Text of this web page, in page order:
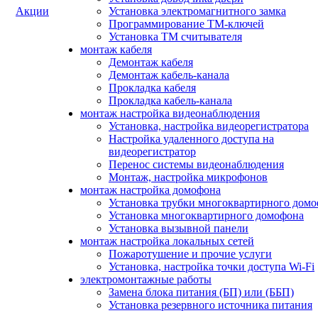
Акции
Установка электромагнитного замка
Программирование ТМ-ключей
Установка ТМ считывателя
монтаж кабеля
Демонтаж кабеля
Демонтаж кабель-канала
Прокладка кабеля
Прокладка кабель-канала
монтаж настройка видеонаблюдения
Установка, настройка видеорегистратора
Настройка удаленного доступа на
видеорегистратор
Перенос системы видеонаблюдения
Монтаж, настройка микрофонов
монтаж настройка домофона
Установка трубки многоквартирного
Установка многоквартирного домофона
Установка вызывной панели
монтаж настройка локальных сетей
Пожаротушение и прочие услуги
Установка, настройка точки доступа Wi-Fi
электромонтажные работы
Замена блока питания (БП) или (ББП)
Установка резервного источника питания